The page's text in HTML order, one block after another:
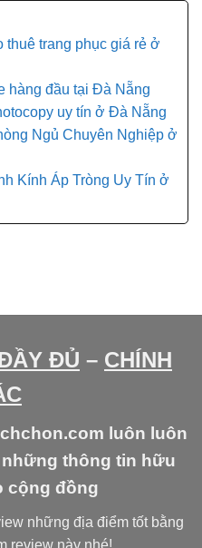
thuê trang phục giá rẻ ở
hàng đầu tại Đà Nẵng
uy tín ở Đà Nẵng
Ngủ Chuyên Nghiệp ở
Kính Áp Tròng Uy Tín ở
ĐỦ – CHÍNH
luôn luôn
thông tin hữu
cộng đồng
những địa điểm tốt bằng
review này nhé!